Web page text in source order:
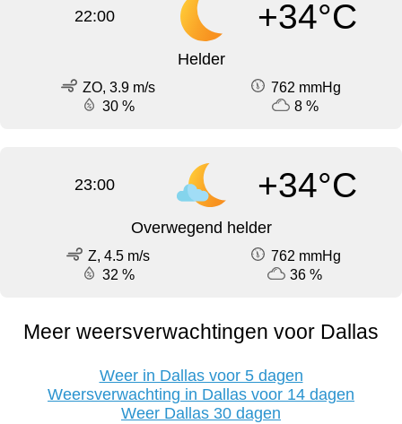
22:00 +34°C
Helder
ZO, 3.9 m/s
762 mmHg
30 %
8 %
23:00 +34°C
Overwegend helder
Z, 4.5 m/s
762 mmHg
32 %
36 %
Meer weersverwachtingen voor Dallas
Weer in Dallas voor 5 dagen
Weersverwachting in Dallas voor 14 dagen
Weer Dallas 30 dagen